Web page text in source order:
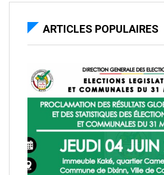
ARTICLES POPULAIRES